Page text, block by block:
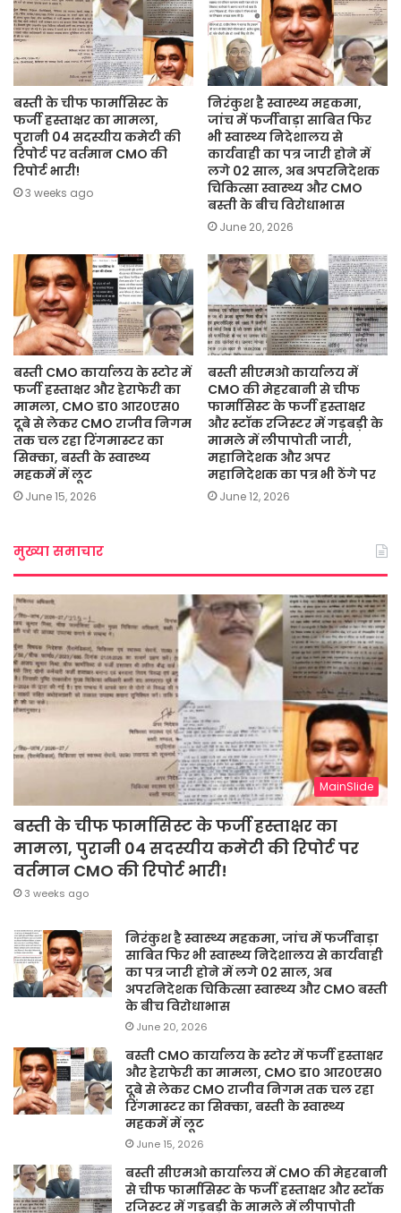
बस्ती के चीफ फार्मासिस्ट के
फर्जी हस्ताक्षर का मामला,
पुरानी 04 सदस्यीय कमेटी की
रिपोर्ट पर वर्तमान CMO की
रिपोर्ट भारी!
3 weeks ago
निरंकुश है स्वास्थ्य महकमा,
जांच में फर्जीवाड़ा साबित फिर
भी स्वास्थ्य निदेशालय से
कार्यवाही का पत्र जारी होने में
लगे 02 साल, अब अपरनिदेशक
चिकित्सा स्वास्थ्य और CMO
बस्ती के बीच विरोधाभास
June 20, 2026
बस्ती CMO कार्यालय के स्टोर में
फर्जी हस्ताक्षर और हेराफेरी का
मामला, CMO डा० आर०एस०
दूबे से लेकर CMO राजीव निगम
तक चल रहा रिंगमास्टर का
सिक्का, बस्ती के स्वास्थ्य
महकमें में लूट
June 15, 2026
बस्ती सीएमओ कार्यालय में
CMO की मेहरबानी से चीफ
फार्मासिस्ट के फर्जी हस्ताक्षर
और स्टॉक रजिस्टर में गड़बड़ी के
मामले में लीपापोती जारी,
महानिदेशक और अपर
महानिदेशक का पत्र भी ठेंगे पर
June 12, 2026
मुख्या समाचार
MainSlide
बस्ती के चीफ फार्मासिस्ट के फर्जी हस्ताक्षर का
मामला, पुरानी 04 सदस्यीय कमेटी की रिपोर्ट पर
वर्तमान CMO की रिपोर्ट भारी!
3 weeks ago
निरंकुश है स्वास्थ्य महकमा, जांच में फर्जीवाड़ा
साबित फिर भी स्वास्थ्य निदेशालय से कार्यवाही
का पत्र जारी होने में लगे 02 साल, अब
अपरनिदेशक चिकित्सा स्वास्थ्य और CMO बस्ती
के बीच विरोधाभास
June 20, 2026
बस्ती CMO कार्यालय के स्टोर में फर्जी हस्ताक्षर
और हेराफेरी का मामला, CMO डा० आर०एस०
दूबे से लेकर CMO राजीव निगम तक चल रहा
रिंगमास्टर का सिक्का, बस्ती के स्वास्थ्य
महकमें में लूट
June 15, 2026
बस्ती सीएमओ कार्यालय में CMO की मेहरबानी
से चीफ फार्मासिस्ट के फर्जी हस्ताक्षर और स्टॉक
रजिस्टर में गड़बड़ी के मामले में लीपापोती